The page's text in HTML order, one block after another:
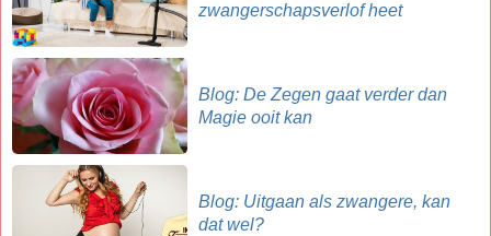
zwangerschapsverlof heet
Blog: De Zegen gaat verder dan
Magie ooit kan
Blog: Uitgaan als zwangere, kan
dat wel?